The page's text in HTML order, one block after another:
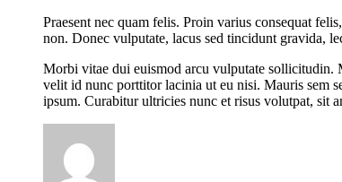
Praesent nec quam felis. Proin varius consequat
non. Donec vulputate, lacus sed tincidunt gravida,
Morbi vitae dui euismod arcu vulputate sollicitudin.
velit id nunc porttitor lacinia ut eu nisi. Mauris sem
ipsum. Curabitur ultricies nunc et risus volutpat, sit